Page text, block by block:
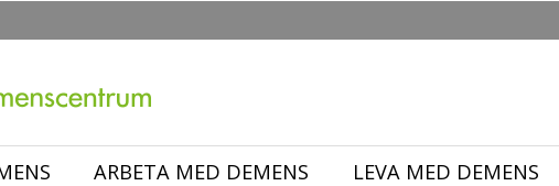
ARBETA MED DEMENS LEVA MED DEMENS